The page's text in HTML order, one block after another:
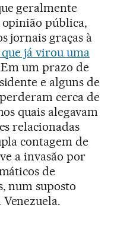
geralmente
opinião pública,
jornais graças à
já virou uma
um prazo de
e alguns de
cerca de
quais alegavam
relacionadas
contagem de
a invasão por
de
num suposto